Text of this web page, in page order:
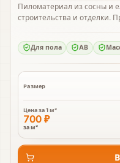
Пиломатериал из сосны и
строительства и отделки.
Для пола AB
Размер
Цена за1 м²
700 ₽
за м²